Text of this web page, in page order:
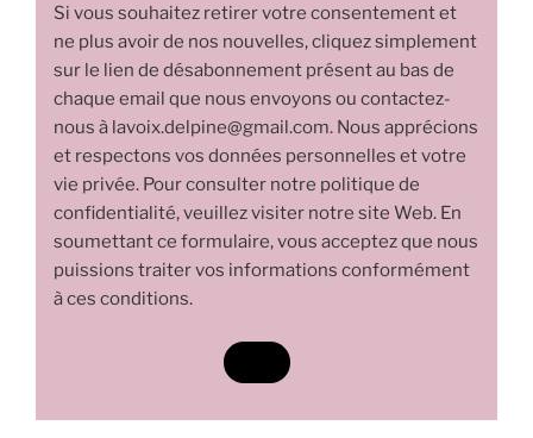
Si vous souhaitez retirer votre consentement et
ne plus avoir de nos nouvelles, cliquez simplement
sur le lien de désabonnement présent au bas de
chaque email que nous envoyons ou contactez-
nous à lavoix.delpine@gmail.com. Nous apprécions
et respectons vos données personnelles et votre
vie privée. Pour consulter notre politique de
confidentialité, veuillez visiter notre site Web. En
soumettant ce formulaire, vous acceptez que nous
puissions traiter vos informations conformément
à ces conditions.